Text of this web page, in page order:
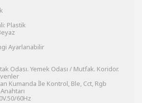
Plastik
Ayarlanabilir
Odası. Yemek Odası / Mutfak. Koridor.
Kumanda İle Kontrol, Ble, Cct, Rgb
60Hz